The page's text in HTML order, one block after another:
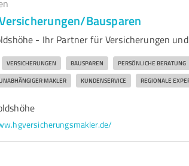
Bausparen
- Ihr Partner für Versicherungen
VERSICHERUNGEN BAUSPAREN PERSÖNLICHE BERATUNG
MAKLER KUNDENSERVICE REGIONALE